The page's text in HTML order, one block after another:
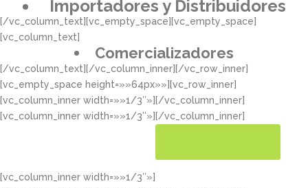
Importadores y Distribuidores
[/vc_column_text][vc_empty_space][vc_empty_space]
[vc_column_text]
Comercializadores
[/vc_column_text][/vc_column_inner][/vc_row_inner]
[vc_empty_space height=»»64px»»][vc_row_inner]
[vc_column_inner width=»»1/3″»][/vc_column_inner]
[vc_column_inner width=»»1/3″»][/vc_column_inner]
[vc_column_inner width=»»1/3″»]